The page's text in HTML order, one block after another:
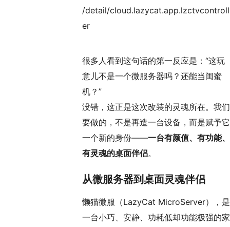
/detail/cloud.lazycat.app.lzctvcontroll
er
很多人看到这句话的第一反应是：“这玩
意儿不是一个微服务器吗？还能当闺蜜
机？”
没错，这正是这次改装的灵魂所在。我们
要做的，不是再造一台设备，而是赋予它
一个新的身份——一台有颜值、有功能、
有灵魂的桌面伴侣。
从微服务器到桌面灵魂伴侣
懒猫微服（LazyCat MicroServer），是
一台小巧、安静、功耗低却功能极强的家